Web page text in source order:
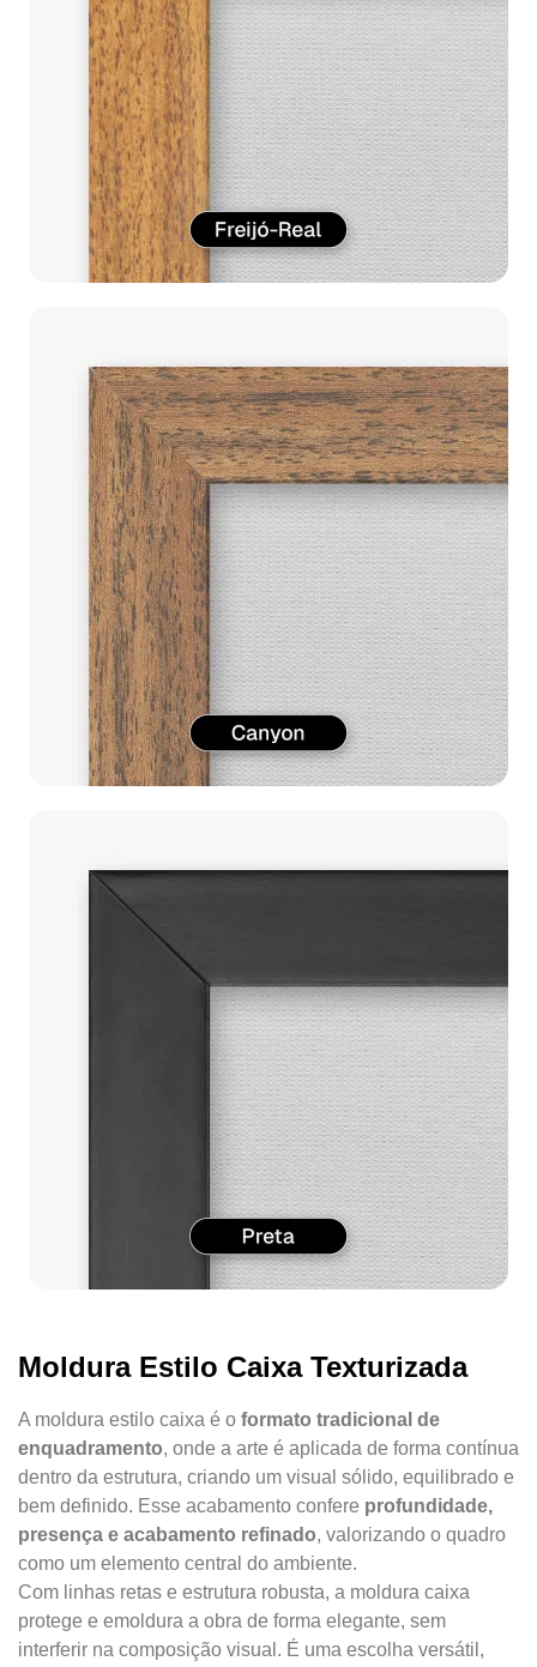
Moldura Estilo Caixa Texturizada
A moldura estilo caixa é o formato tradicional de
enquadramento, onde a arte é aplicada de forma contínua
dentro da estrutura, criando um visual sólido, equilibrado e
bem definido. Esse acabamento confere profundidade,
presença e acabamento refinado, valorizando o quadro
como um elemento central do ambiente.
Com linhas retas e estrutura robusta, a moldura caixa
protege e emoldura a obra de forma elegante, sem
interferir na composição visual. É uma escolha versátil,